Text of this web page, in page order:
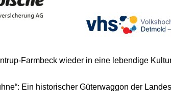
Farmbeck wieder in eine lebendige
Ein historischer Güterwaggon der